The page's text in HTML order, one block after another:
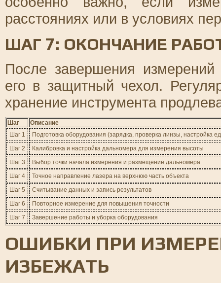
расстояниях или в условиях
ШАГ 7: ОКОНЧАНИЕ
После завершения
его в защитный чехол.
хранение инструмента
Шаг
Описание
Шаг 1
Подготовка оборудования (зарядка, проверка линзы, настройка
Шаг 2
Калибровка и настройка дальномера для измерения высоты
Шаг 3
Выбор точки начала измерения и размещение дальномера
Шаг 4
Точное направление лазера на верхнюю часть объекта
Шаг 5
Считывание данных и запись результатов
Шаг 6
Повторное измерение для повышения точности
Шаг 7
Завершение работы и уборка оборудования
ОШИБКИ ПРИ
ИЗБЕЖАТЬ